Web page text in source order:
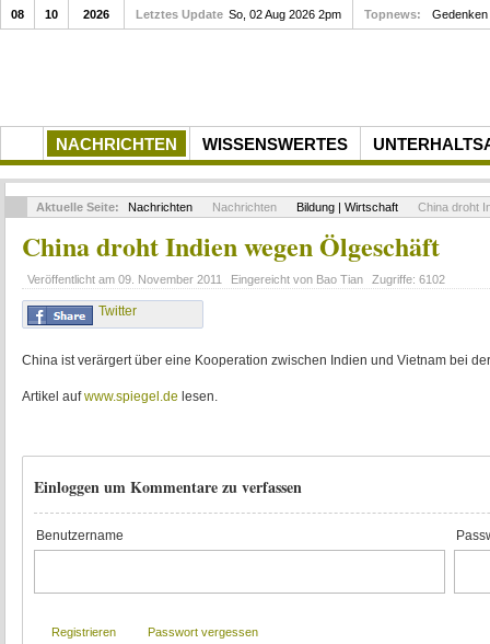
NACHRICHTEN WISSENSWERTES
08 10 2026 Letztes Update So, 02 Aug 2026 2pm Topnews: Gedenken
Aktuelle Seite: Nachrichten Nachrichten Bildung | Wirtschaft China droht
China droht Indien wegen Ölgeschäft
Veröffentlicht am 09. November 2011 Eingereicht von Bao Tian Zugriffe: 6102
Twitter
China ist verärgert über eine Kooperation zwischen Indien und Vietnam bei
Artikel aufwww.spiegel.de lesen.
Einloggen um Kommentare zu verfassen
Benutzername
Registrieren Passwort vergessen